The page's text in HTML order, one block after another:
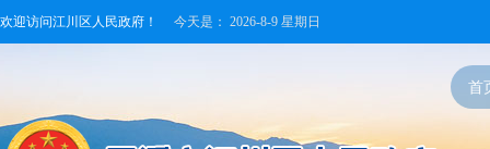
欢迎访问江川区人民政府！ 今天是： 2026-8-9 星期日
首